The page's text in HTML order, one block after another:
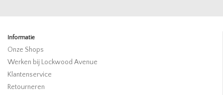
Informatie
Onze Shops
Werken bij Lockwood Avenue
Klantenservice
Retourneren